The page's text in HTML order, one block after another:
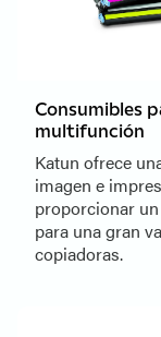
Consumibles
multifunción
Katun ofrece
imagen e
proporcionar
para una gran
copiadoras.